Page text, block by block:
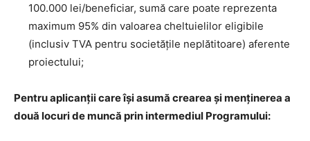
100.000 lei/beneficiar, sumă care poate reprezenta
maximum 95% din valoarea cheltuielilor eligibile
(inclusiv TVA pentru societățile neplătitoare) aferente
proiectului;
Pentru aplicanții care își asumă crearea și menținerea a
două locuri de muncă prin intermediul Programului: